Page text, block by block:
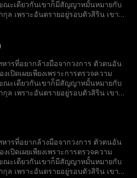
ณะเดียวกันเขาก็มีสัญญาหมั้นหมายกับ
กุล เพราะอันตรายอยู่รอบตัวสิริน เขาจึง
กครั้ง
ารที่อยากล้างมือจากวงการ ตัวตนอัน
เปิดเผยเพียงเพราะการตรวจความ
ณะเดียวกันเขาก็มีสัญญาหมั้นหมายกับ
กุล เพราะอันตรายอยู่รอบตัวสิริน เขาจึง
กครั้ง
ารที่อยากล้างมือจากวงการ ตัวตนอัน
เปิดเผยเพียงเพราะการตรวจความ
ณะเดียวกันเขาก็มีสัญญาหมั้นหมายกับ
กุล เพราะอันตรายอยู่รอบตัวสิริน เขาจึง